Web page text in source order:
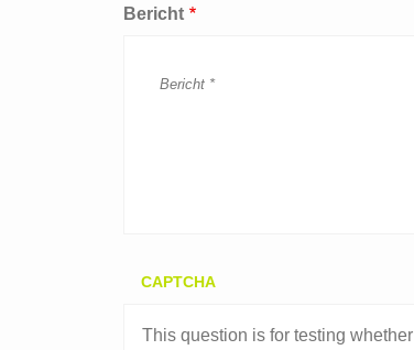
Bericht
CAPTCHA
This question is for testing